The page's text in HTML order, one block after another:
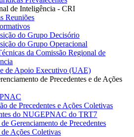
de Inteligência - CRI
Reuniões
do Grupo Decisório
do Grupo Operacional
da Comissão Regional de
de Apoio Executivo (UAE)
de Precedentes e de Ações
de Precedentes e Ações Coletivas
do NUGEPNAC do TRT7
Gerenciamento de Precedentes
Ações Coletivas